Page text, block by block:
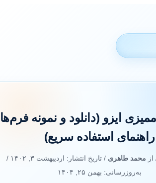
ایزو (دانلود و نمونه فرم‌ها
راهنمای استفاده سریع)
محمد طاهری/ تاریخ انتشار: اردیبهشت ۳, ۱۴۰۲
/
به‌روزرسانی: بهمن ۲۵, ۱۴۰۴